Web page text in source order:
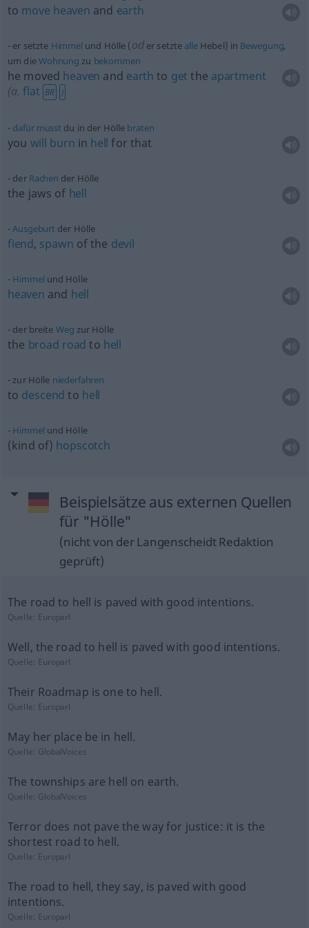
to move heaven and earth
er setzte Himmel und Hölle (oder setzte alleHebel) in Bewegung,
um dieWohnung zu bekommen
he moved heaven and earth to get the apartment
(a. flat BR )
dafür musst du in der Hölle braten
you will burn in hell for that
der Rachen der Hölle
the jaws of hell
Ausgeburt der Hölle
fiend, spawn of the devil
Himmel und Hölle
heaven and hell
der breite Weg zur Hölle
the broad road to hell
zur Hölle niederfahren
to descend to hell
Himmel und Hölle
(kind of) hopscotch
Beispielsätze aus externen Quellen
für "Hölle"
(nicht von der Langenscheidt Redaktion
geprüft)
The road to hell is paved with good intentions.
Quelle: Europarl
Well, the road to hell is paved with good intentions.
Quelle: Europarl
Their Roadmap is one to hell.
Quelle: Europarl
May her place be in hell.
Quelle: GlobalVoices
The townships are hell on earth.
Quelle: GlobalVoices
Terror does not pave the way for justice: it is the
shortest road to hell.
Quelle: Europarl
The road to hell, they say, is paved with good
intentions.
Quelle: Europarl